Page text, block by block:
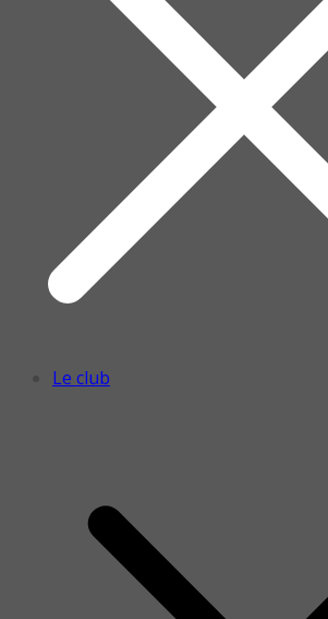
Le club